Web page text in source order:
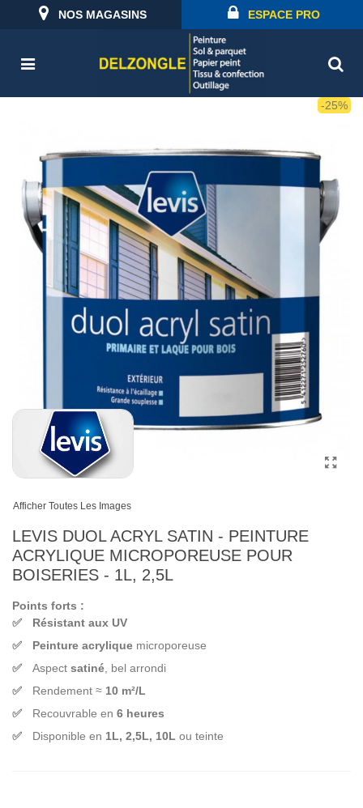
NOS MAGASINS ESPACE PRO
-25%
Afficher Toutes Les Images
LEVIS DUOL ACRYL SATIN - PEINTURE
ACRYLIQUE MICROPOREUSE POUR
BOISERIES - 1L, 2,5L
Points forts :
Résistant aux UV
Peinture acrylique microporeuse
Aspect satiné, bel arrondi
Rendement ≈ 10 m²/L
Recouvrable en 6 heures
Disponible en 1L, 2,5L, 10L ou teinte